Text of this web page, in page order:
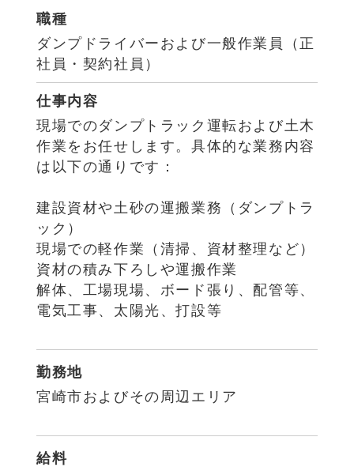
職種
ダンプドライバーおよび一般作業員（正
社員・契約社員）
仕事内容
現場でのダンプトラック運転および土木
作業をお任せします。具体的な業務内容
は以下の通りです：
建設資材や土砂の運搬業務（ダンプトラ
ック）
現場での軽作業（清掃、資材整理など）
資材の積み下ろしや運搬作業
解体、工場現場、ボード張り、配管等、
電気工事、太陽光、打設等
勤務地
宮崎市およびその周辺エリア
給料